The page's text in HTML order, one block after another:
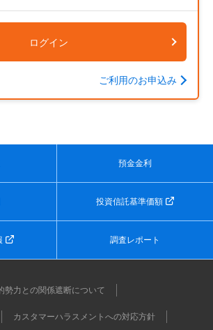
ログイン
ご利用のお申込み
預金金利
投資信託基準価額
調査レポート
勢力との関係遮断について
カスタマーハラスメントへの対応方針